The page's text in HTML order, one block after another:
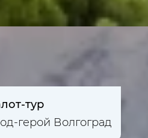
тур
герой Волгоград